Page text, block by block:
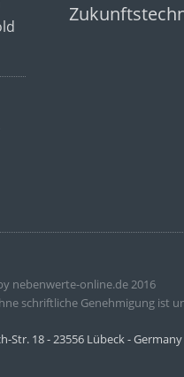
nebenwerte-online.de 2016
schriftliche Genehmigung ist
Str. 18 - 23556 Lübeck - Germany